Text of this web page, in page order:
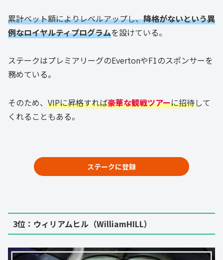
累計ベット額によりレベルアップし、降格がないという異
例なロイヤルティプログラムを設けている。
ステークはプレミアリーグのEvertonやF1のスポンサーを
務めている。
そのため、 VIPに昇格すれば豪華な観戦ツアーに招待して
くれることもある。
ステークに登録
3位： ウィリアムヒル（WilliamHILL）